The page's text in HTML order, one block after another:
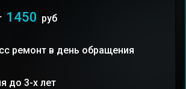
1450 руб
ремонт в день обращения
до 3-х лет